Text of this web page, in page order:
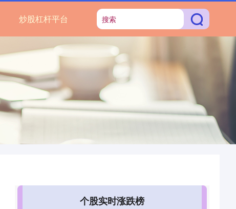
炒股杠杆平台
个股实时涨跌榜